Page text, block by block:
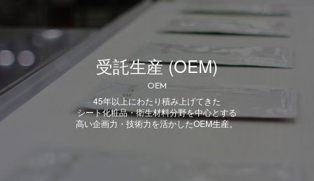
受託生産 (OEM)
OEM
45年以上にわたり積み上げてきた
シート化粧品・衛生材料分野を中心とする
高い企画力・技術力を活かしたOEM生産。